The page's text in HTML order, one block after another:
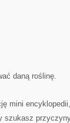
daną roślinę.
mini
szukasz